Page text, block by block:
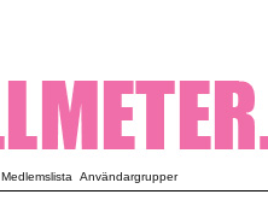
Medlemslista Användargrupper